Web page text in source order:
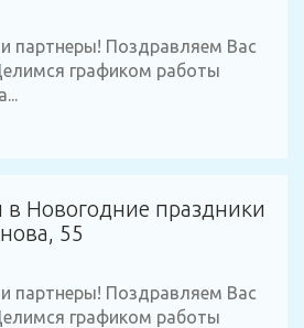
партнеры! Поздравляем Вас
графиком работы
в Новогодние праздники
55
партнеры! Поздравляем Вас
графиком работы